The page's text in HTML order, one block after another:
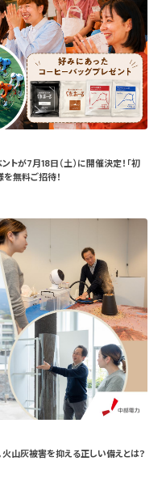
が7月18日（土）に開催決定！「初
無料ご招待！
山灰被害を抑える正しい備えとは？